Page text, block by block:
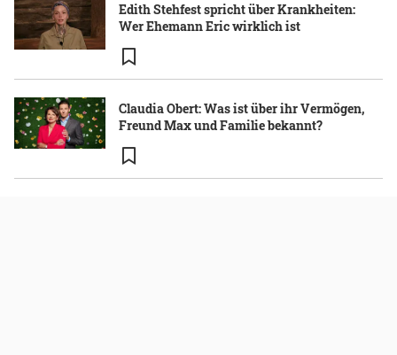
Edith Stehfest spricht über Krankheiten:
Wer Ehemann Eric wirklich ist
Claudia Obert: Was ist über ihr Vermögen,
Freund Max und Familie bekannt?